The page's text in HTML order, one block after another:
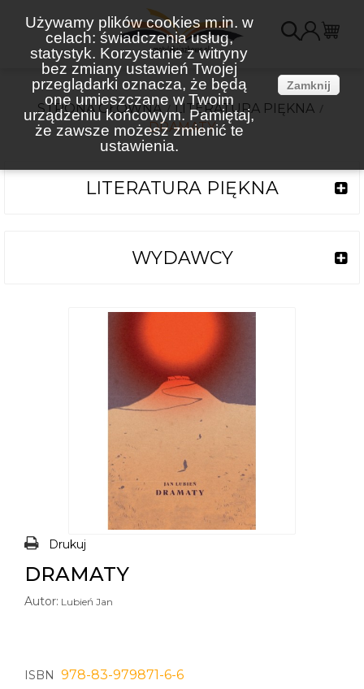
Używamy plików cookies m.in. w
celach: świadczenia usług,
statystyk. Korzystanie z witryny
bez zmiany ustawień Twojej
przeglądarki oznacza, że będą
one umieszczane w Twoim
urządzeniu końcowym. Pamiętaj,
że zawsze możesz zmienić te
ustawienia.
Zamknij
STRONA GŁÓWNA
LITERATURA PIĘKNA
DRAMATY
LITERATURA PIĘKNA
WYDAWCY
Drukuj
DRAMATY
Autor: Lubień Jan
ISBN 978-83-979871-6-6